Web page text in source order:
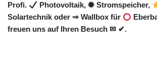
Profi.
Photovoltaik, ✺ Stromspeicher,
Solartechnik oder ⇒ Wallbox für
freuen uns auf Ihren Besuch ✉ ✔.